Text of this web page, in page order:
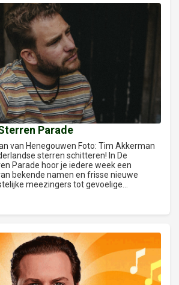
Parade
van Henegouwen Foto: Tim Akkerman
sterren schitteren! In De
Parade hoor je iedere week een
bekende namen en frisse nieuwe
meezingers tot gevoelige...